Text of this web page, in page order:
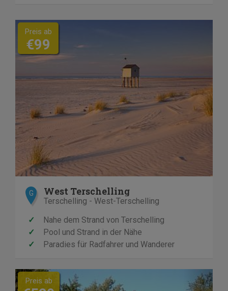
Preis ab
€99
G West Terschelling
Terschelling - West-Terschelling
✓
Nahe dem Strand von Terschelling
✓
Pool und Strand in der Nähe
✓
Paradies für Radfahrer und Wanderer
Previous Next
Preis ab